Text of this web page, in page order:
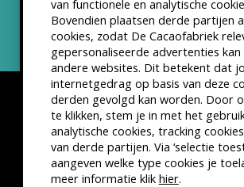
van functionele en analytische
Bovendien plaatsen derde partijen
cookies, zodat De Cacaofabriek
gepersonaliseerde advertenties
andere websites. Dit betekent dat
internetgedrag op basis van deze
derden gevolgd kan worden. Door
te klikken, stem je in met het
analytische cookies, tracking
van derde partijen. Via ‘selectie
aangeven welke type cookies je
meer informatie klik hier.
Disclaimer Privacyverklaring
VSCD